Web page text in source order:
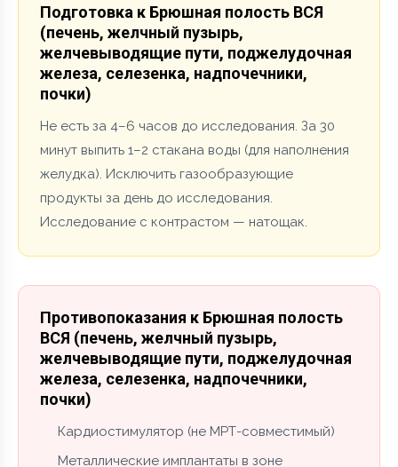
Подготовка к Брюшная полость ВСЯ
(печень, желчный пузырь,
желчевыводящие пути, поджелудочная
железа, селезенка, надпочечники,
почки)
Не есть за 4–6 часов до исследования. За 30
минут выпить 1–2 стакана воды (для наполнения
желудка). Исключить газообразующие
продукты за день до исследования.
Исследование с контрастом — натощак.
Противопоказания к Брюшная полость
ВСЯ (печень, желчный пузырь,
желчевыводящие пути, поджелудочная
железа, селезенка, надпочечники,
почки)
Кардиостимулятор (не МРТ-совместимый)
Металлические имплантаты в зоне